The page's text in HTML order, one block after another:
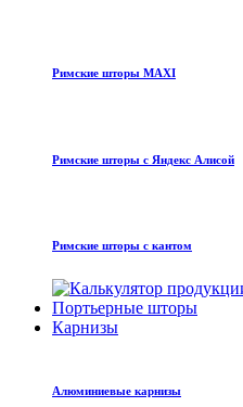
Римские шторы MAXI
Римские шторы с Яндекс Алисой
Римские шторы с кантом
Портьерные шторы
Карнизы
Алюминиевые карнизы